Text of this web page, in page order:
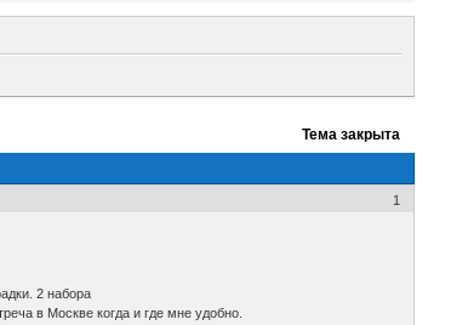
Тема закрыта
1
2 набора
в Москве когда и где мне удобно.